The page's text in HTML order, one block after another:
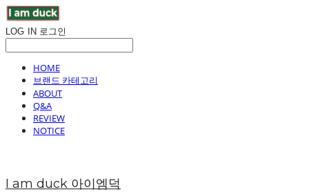
LOG IN 로그인
HOME
브랜드 카테고리
ABOUT
Q&A
REVIEW
NOTICE
I am duck 아이엠덕